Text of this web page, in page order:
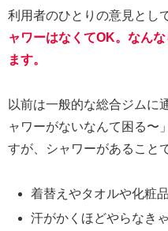
利用者のひとりの意見とし
ャワーはなくてOK。なん
ます。
以前は一般的な総合ジムに
ャワーがないなんて困る〜
すが、シャワーがあること
着替えやタオルや化粧
汗がかくほどやらなき